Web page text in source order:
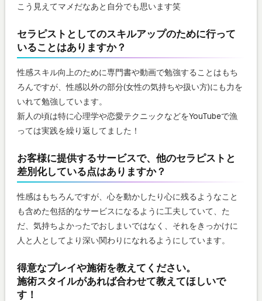
こう見えてマメだなあと自分でも思います笑
セラピストとしてのスキルアップのために行って
いることはありますか？
性感スキル向上のために専門書や動画で勉強することはもち
ろんですが、性感以外の部分(女性の気持ちや扱い方)にも力を
いれて勉強しています。
新人の頃は特に心理学や恋愛テクニックなどをYouTubeで漁
っては実践を繰り返してました！
お客様に提供するサービスで、他のセラピストと
差別化している点はありますか？
性感はもちろんですが、心を動かしたり心に残るようなこと
も含めた包括的なサービスになるように工夫していて、た
だ、気持ちよかったでおしまいではなく、それをきっかけに
人と人としてより深い関わりになれるようにしています。
得意なプレイや施術を教えてください。
施術スタイルがあれば合わせて教えてほしいで
す！